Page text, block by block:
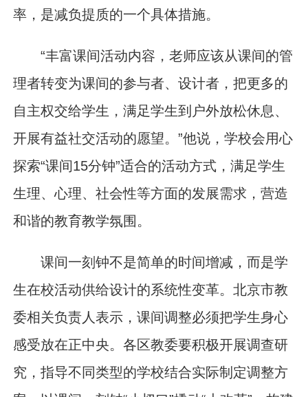
率，是减负提质的一个具体措施。
“丰富课间活动内容，老师应该从课间的管
理者转变为课间的参与者、设计者，把更多的
自主权交给学生，满足学生到户外放松休息、
开展有益社交活动的愿望。”他说，学校会用心
探索“课间15分钟”适合的活动方式，满足学生
生理、心理、社会性等方面的发展需求，营造
和谐的教育教学氛围。
课间一刻钟不是简单的时间增减，而是学
生在校活动供给设计的系统性变革。北京市教
委相关负责人表示，课间调整必须把学生身心
感受放在正中央。各区教委要积极开展调查研
究，指导不同类型的学校结合实际制定调整方